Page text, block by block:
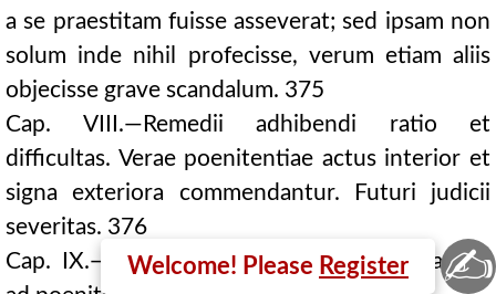
a se praestitam fuisse asseverat; sed ipsam non
solum inde nihil profecisse, verum etiam aliis
objecisse grave scandalum. 375
Cap. VIII.—Remedii adhibendi ratio et
difficultas. Verae poenitentiae actus interior et
signa exteriora commendantur. Futuri judicii
severitas. 376
Cap. IX.—Virginis corruptorem objurgat atque
Welcome! Please Register ✍